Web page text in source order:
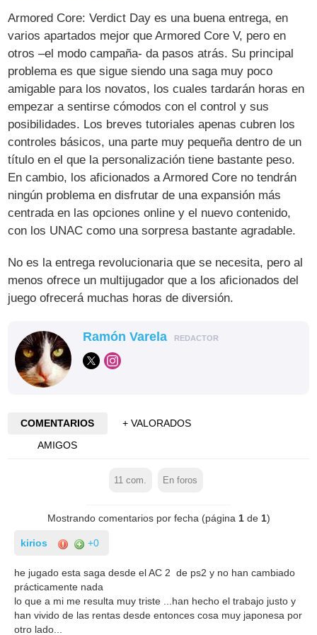
Armored Core: Verdict Day es una buena entrega, en
varios apartados mejor que Armored Core V, pero en
otros –el modo campaña- da pasos atrás. Su principal
problema es que sigue siendo una saga muy poco
amigable para los novatos, los cuales tardarán horas en
empezar a sentirse cómodos con el control y sus
posibilidades. Los breves tutoriales apenas cubren los
controles básicos, una parte muy pequeña dentro de un
título en el que la personalización tiene bastante peso.
En cambio, los aficionados a Armored Core no tendrán
ningún problema en disfrutar de una expansión más
centrada en las opciones online y el nuevo contenido,
con los UNAC como una sorpresa bastante agradable.
No es la entrega revolucionaria que se necesita, pero al
menos ofrece un multijugador que a los aficionados del
juego ofrecerá muchas horas de diversión.
Ramón Varela REDACTOR
COMENTARIOS
+ VALORADOS
AMIGOS
11 com. En foros
Mostrando comentarios por fecha (página 1de 1)
kirios +0
he jugado esta saga desde el AC 2 de ps2 y no han cambiado
prácticamente nada
lo que a mi me resulta muy triste ...han hecho el trabajo justo y
han vivido de las rentas desde entonces cosa muy japonesa por
otro lado...